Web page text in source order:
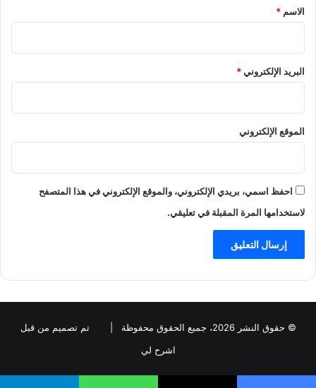
*
الاسم *
البريد الإلكتروني*
الموقع الإلكتروني
احفظ اسمي، بريدي الإلكتروني، والموقع الإلكتروني في هذا المتصفح
لاستخدامها المرة المقبلة في تعليقي.
© حقوق النشر 2026، جميع الحقوق محفوظة |
تم تصميم من قبل
اشرح لي